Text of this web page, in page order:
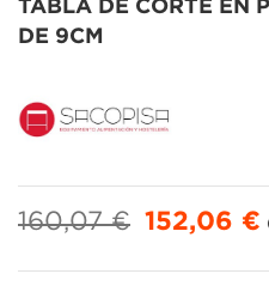
TABLA DE CORTE EN
DE 9CM
160,07 € 152,06 €